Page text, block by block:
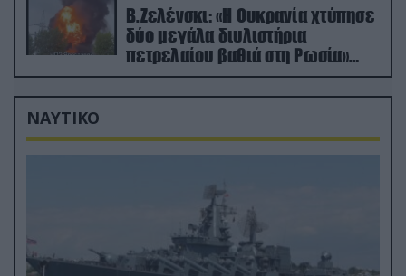
Β.Ζελένσκι: «Η Ουκρανία χτύπησε
δύο μεγάλα διυλιστήρια
πετρελαίου βαθιά στη Ρωσία»
(βίντεο)
ΝΑΥΤΙΚΟ